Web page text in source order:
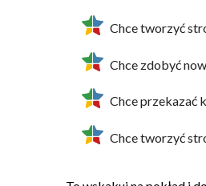
Chce tworzyć
Chce zdobyć
Chce przekazać
Chce tworzyć